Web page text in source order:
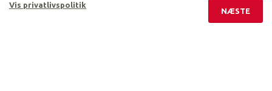
Vis privatlivspolitik